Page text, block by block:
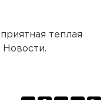
теплая
Новости.